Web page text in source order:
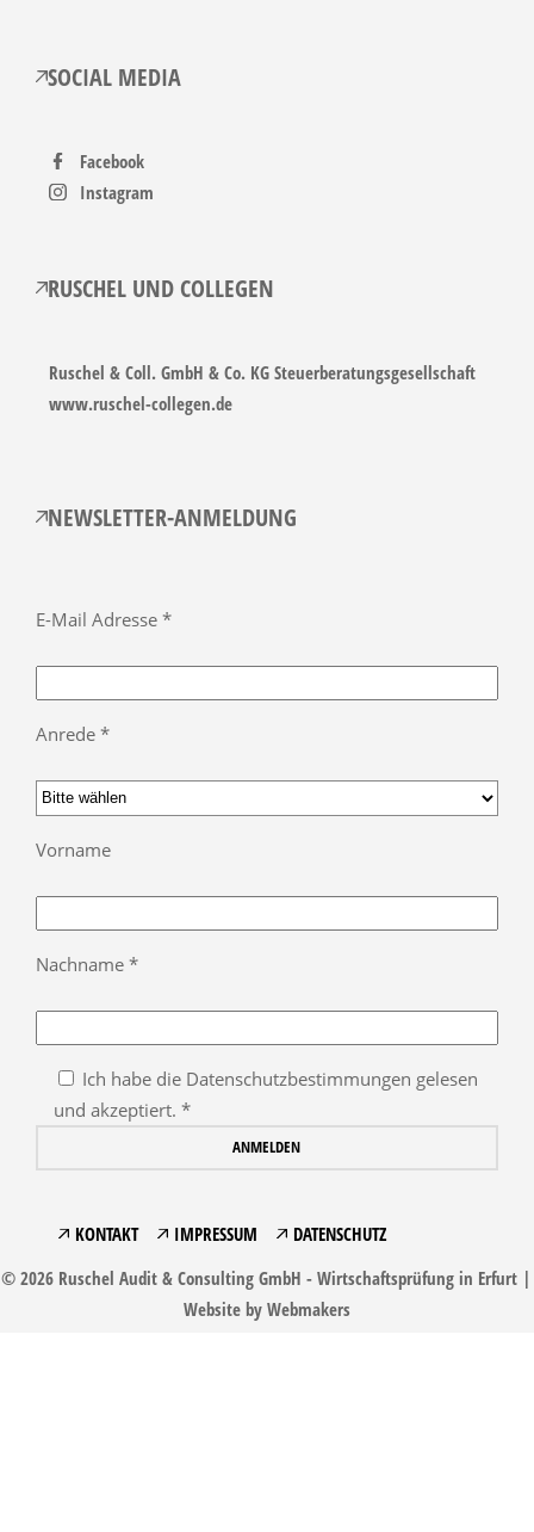
SOCIAL MEDIA
Facebook
Instagram
RUSCHEL UND COLLEGEN
Ruschel & Coll. GmbH & Co. KG Steuerberatungsgesellschaft
www.ruschel-collegen.de
NEWSLETTER-ANMELDUNG
E-Mail Adresse *
Anrede *
Vorname
Nachname *
Ich habe die Datenschutzbestimmungen gelesen
und akzeptiert. *
KONTAKT IMPRESSUM
DATENSCHUTZ
© 2026 Ruschel Audit & Consulting GmbH - Wirtschaftsprüfung in Erfurt |
Website by Webmakers